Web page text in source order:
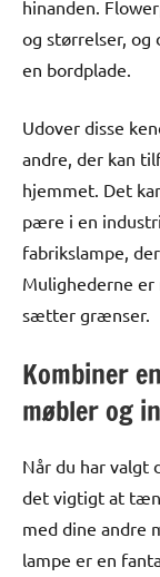
hinanden.
og størrelser, og
en bordplade.
Udover disse
andre, der kan
hjemmet. Det
pære i en
fabrikslampe,
Mulighederne er
sætter grænser.
Kombiner
møbler og
Når du har valgt
det vigtigt at
med dine andre
lampe er en